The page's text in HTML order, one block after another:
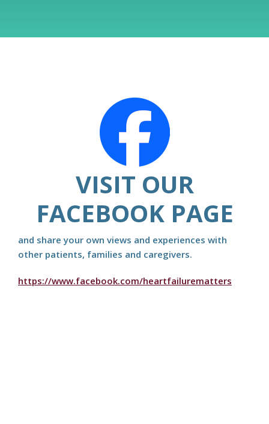
VISIT OUR
FACEBOOK PAGE
and share your own views and experiences with
other patients, families and caregivers.
https://www.facebook.com/heartfailurematters